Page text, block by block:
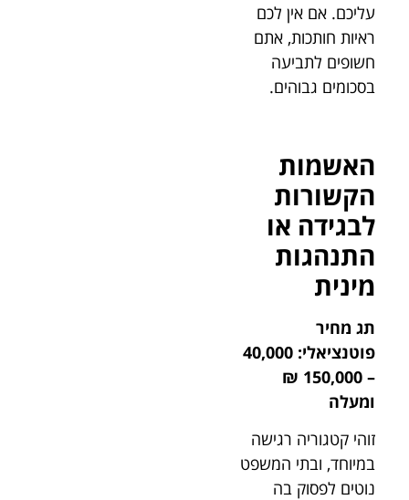
עליכם. אם אין לכם
ראיות חותכות, אתם
חשופים לתביעה
בסכומים גבוהים.
האשמות
הקשורות
לבגידה או
התנהגות
מינית
תג מחיר
פוטנציאלי: 40,000
– 150,000 ₪
ומעלה
זוהי קטגוריה רגישה
במיוחד, ובתי המשפט
נוטים לפסוק בה